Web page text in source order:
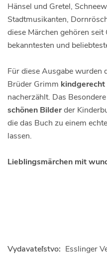
Hänsel und Gretel,
Stadtmusikanten,
diese Märchen gehören seit
bekanntesten und
Für diese Ausgabe wurden
Brüder Grimm
nacherzählt. Das
schönen Bilderder
die das Buch zu einem
lassen.
Lieblingsmärchen mit
Vydavateľstvo: Esslinger